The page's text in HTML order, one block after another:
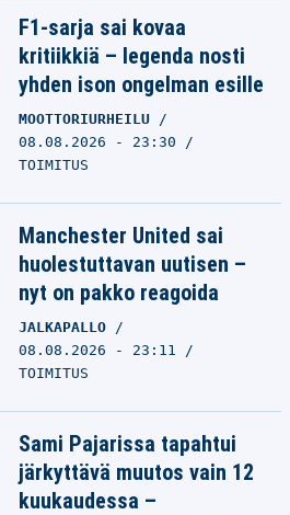
F1-sarja sai kovaa
kritiikkiä – legenda nosti
yhden ison ongelman esille
MOOTTORIURHEILU
08.08.2026 - 23:30
TOIMITUS
Manchester United sai
huolestuttavan uutisen –
nyt on pakko reagoida
JALKAPALLO
08.08.2026 - 23:11
TOIMITUS
Sami Pajarissa tapahtui
järkyttävä muutos vain 12
kuukaudessa –